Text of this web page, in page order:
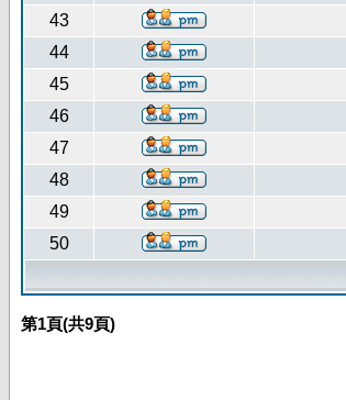
43
44
45
46
47
48
49
50
第1頁(共9頁)